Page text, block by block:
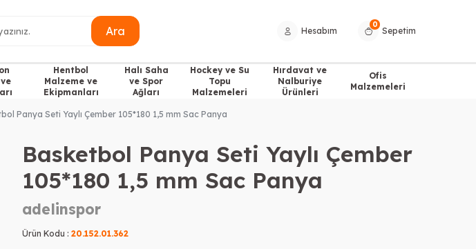
Ara Hesabım
0
Sepetim
Hentbol
Malzeme ve
Ekipmanları
Halı Saha
ve Spor
Ağları
Hockey ve Su
Topu
Malzemeleri
Hırdavat ve
Nalburiye
Ürünleri
Ofis
Malzemeleri
Panya Seti Yaylı Çember 105*180 1,5 mm Sac Panya
Basketbol Panya Seti Yaylı Çember
105*180 1,5 mm Sac Panya
adelinspor
Ürün Kodu : 20.152.01.362